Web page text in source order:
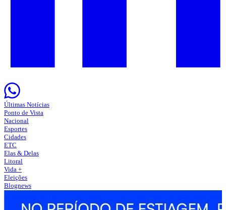
Últimas Notícias
Ponto de Vista
Nacional
Esportes
Cidades
ETC
Elas & Delas
Litoral
Vida +
Eleições
Blognews